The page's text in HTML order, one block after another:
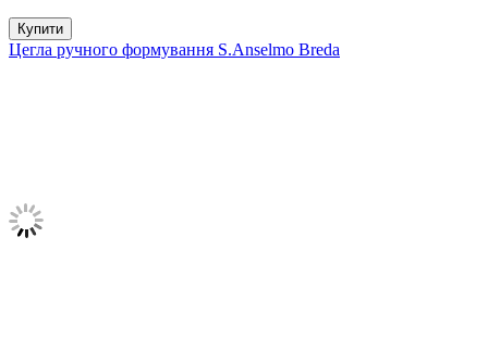
Купити
Цегла ручного формування S.Anselmo Breda